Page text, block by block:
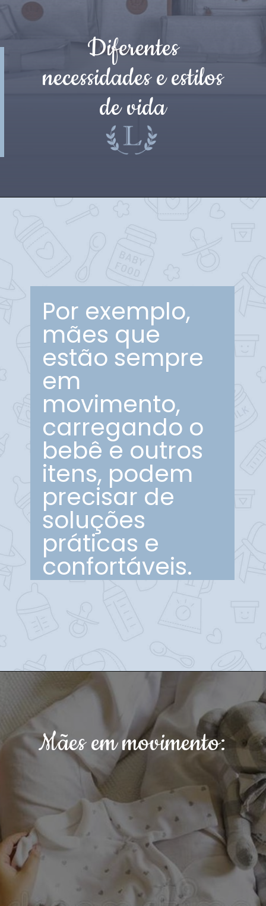
Diferentes
necessidades e estilos
de vida
Por exemplo,
mães que
estão sempre
em
movimento,
carregando o
bebê e outros
itens, podem
precisar de
soluções
práticas e
confortáveis.
Mães em movimento: